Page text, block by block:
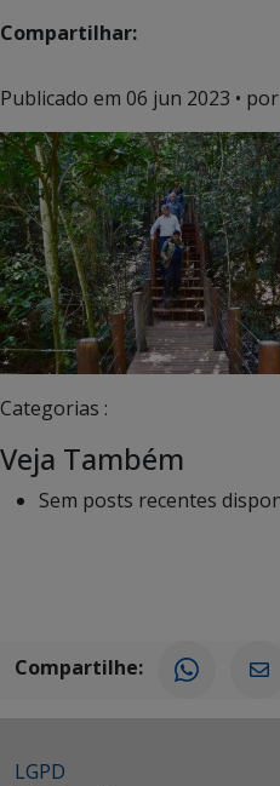
Compartilhar:
Publicado em 06 jun 2023 •
Categorias :
Veja Também
Sem posts recentes
Compartilhe:
LGPD